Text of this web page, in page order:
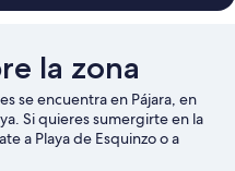
la zona
se encuentra en Pájara, en
Si quieres sumergirte en la
a Playa de Esquinzo o a
todas las actividades